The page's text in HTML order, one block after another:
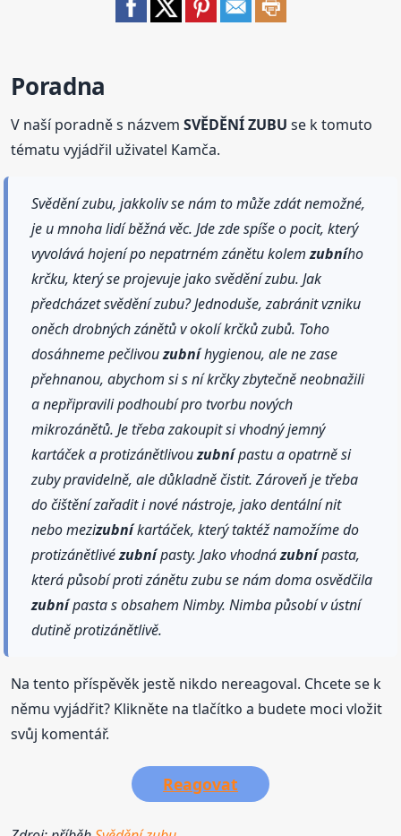
Poradna
V naší poradně s názvemSVĚDĚNÍ ZUBU se k tomuto
tématu vyjádřil uživatel Kamča.
Svědění zubu, jakkoliv se nám to může zdát nemožné,
je u mnoha lidí běžná věc. Jde zde spíše o pocit, který
vyvolává hojení po nepatrném zánětu kolemzubního
krčku, který se projevuje jako svědění zubu. Jak
předcházet svědění zubu? Jednoduše, zabránit vzniku
oněch drobných zánětů v okolí krčků zubů. Toho
dosáhneme pečlivouzubníhygienou, ale ne zase
přehnanou, abychom si s ní krčky zbytečně neobnažili
a nepřipravili podhoubí pro tvorbu nových
mikrozánětů. Je třeba zakoupit si vhodný jemný
kartáček a protizánětlivouzubnípastu a opatrně si
zuby pravidelně, ale důkladně čistit. Zároveň je třeba
do čištění zařadit i nové nástroje, jako dentální nit
nebo mezizubníkartáček, který taktéž namožíme do
protizánětlivézubnípasty. Jako vhodnázubnípasta,
která působí proti zánětu zubu se nám doma osvědčila
zubnípasta s obsahem Nimby. Nimba působí v ústní
dutině protizánětlivě.
Na tento příspěvěk jestě nikdo nereagoval. Chcete se k
němu vyjádřit? Klikněte na tlačítko a budete moci vložit
svůj komentář.
Reagovat